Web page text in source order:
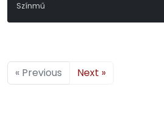
Színmű
Mikszáth Kálmám
« Previous Next »